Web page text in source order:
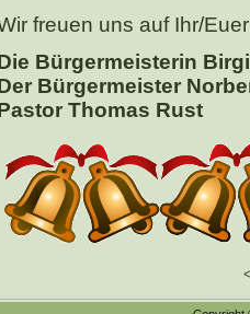
freuen uns auf Ihr/
Bürgermeisterin
Bürgermeister
Thomas Rust